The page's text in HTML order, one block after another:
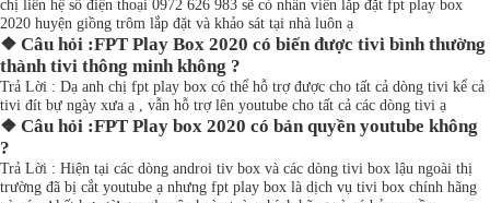
chị liên hệ số điện thoại 0972 626 983 sẽ có nhân viên lắp đặt fpt play box
2020 huyện giồng trôm lắp đặt và khảo sát tại nhà luôn ạ
❖ Câu hỏi :FPT Play Box 2020 có biến được tivi bình thường
thành tivi thông minh không ?
Trả Lời : Dạ anh chị fpt play box có thể hỗ trợ được cho tất cả dòng tivi kể cả
tivi đít bự ngày xưa ạ , vẫn hỗ trợ lên youtube cho tất cả các dòng tivi ạ
❖ Câu hỏi :FPT Play box 2020 có bản quyền youtube không
?
Trả Lời : Hiện tại các dòng androi tiv box và các dòng tivi box lậu ngoài thị
trường đã bị cắt youtube ạ nhưng fpt play box là dịch vụ tivi box chính hãng